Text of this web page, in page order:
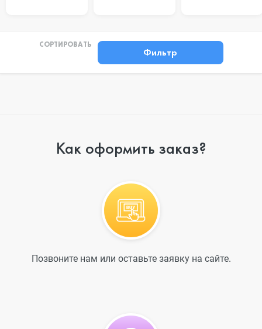
СОРТИРОВАТЬ
Фильтр
Как оформить заказ?
Позвоните нам или оставьте заявку на сайте.